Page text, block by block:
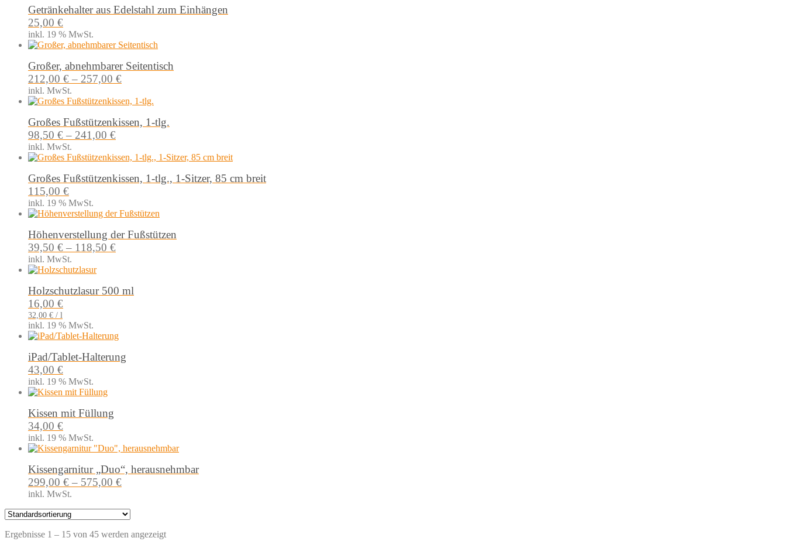
Getränkehalter aus Edelstahl zum Einhängen
25,00 €
inkl. 19 % MwSt.
Großer, abnehmbarer Seitentisch
212,00 € – 257,00 €
inkl. MwSt.
Großes Fußstützenkissen, 1-tlg.
98,50 € – 241,00 €
inkl. MwSt.
Großes Fußstützenkissen, 1-tlg., 1-Sitzer, 85 cm breit
115,00 €
inkl. 19 % MwSt.
Höhenverstellung der Fußstützen
39,50 € – 118,50 €
inkl. MwSt.
Holzschutzlasur 500 ml
16,00 €
32,00 € / l
inkl. 19 % MwSt.
iPad/Tablet-Halterung
43,00 €
inkl. 19 % MwSt.
Kissen mit Füllung
34,00 €
inkl. 19 % MwSt.
Kissengarnitur „Duo“, herausnehmbar
299,00 € – 575,00 €
inkl. MwSt.
Ergebnisse 1 – 15 von 45 werden angezeigt